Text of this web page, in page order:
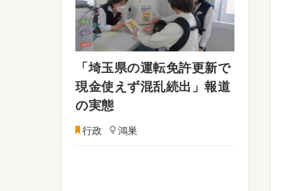
「埼玉県の運転免許更新で
現金使えず混乱続出」報道
の実態
行政 鴻巣